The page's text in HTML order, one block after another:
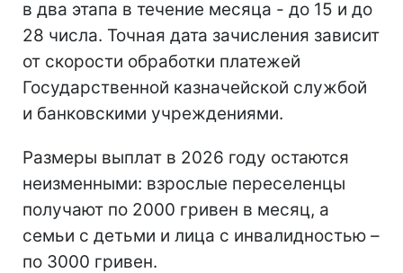
в два этапа в течение месяца - до 15 и до
28 числа. Точная дата зачисления зависит
от скорости обработки платежей
Государственной казначейской службой
и банковскими учреждениями.
Размеры выплат в 2026 году остаются
неизменными: взрослые переселенцы
получают по 2000 гривен в месяц, а
семьи с детьми и лица с инвалидностью –
по 3000 гривен.